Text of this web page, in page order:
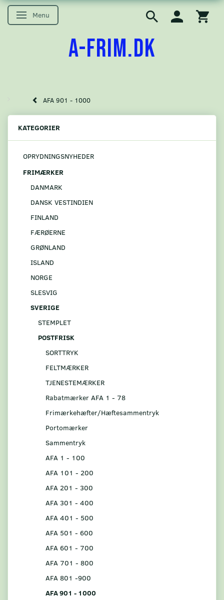
Skifte navigation
Menu
A-FRIM.DK
AFA 901 - 1000
KATEGORIER
OPRYDNINGSNYHEDER
FRIMÆRKER
DANMARK
DANSK VESTINDIEN
FINLAND
FÆRØERNE
GRØNLAND
ISLAND
NORGE
SLESVIG
SVERIGE
STEMPLET
POSTFRISK
SORTTRYK
FELTMÆRKER
TJENESTEMÆRKER
Rabatmærker AFA 1 - 78
Frimærkehæfter/Hæftesammentryk
Portomærker
Sammentryk
AFA 1 - 100
AFA 101 - 200
AFA 201 - 300
AFA 301 - 400
AFA 401 - 500
AFA 501 - 600
AFA 601 - 700
AFA 701 - 800
AFA 801 -900
AFA 901 - 1000